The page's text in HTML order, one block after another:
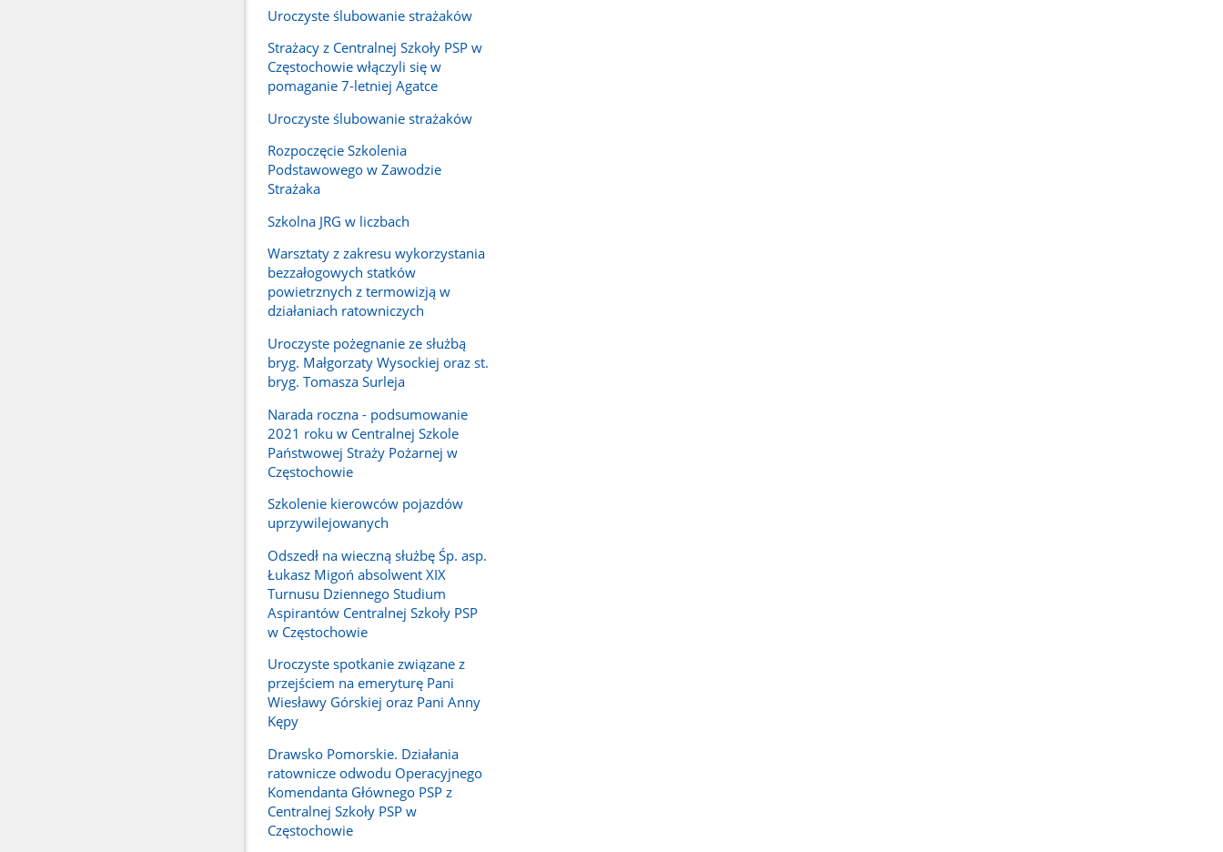
Uroczyste ślubowanie strażaków
Strażacy z Centralnej Szkoły PSP w
Częstochowie włączyli się w
pomaganie 7-letniej Agatce
Uroczyste ślubowanie strażaków
Rozpoczęcie Szkolenia
Podstawowego w Zawodzie
Strażaka
Szkolna JRG w liczbach
Warsztaty z zakresu wykorzystania
bezzałogowych statków
powietrznych z termowizją w
działaniach ratowniczych
Uroczyste pożegnanie ze służbą
bryg. Małgorzaty Wysockiej oraz st.
bryg. Tomasza Surleja
Narada roczna - podsumowanie
2021 roku w Centralnej Szkole
Państwowej Straży Pożarnej w
Częstochowie
Szkolenie kierowców pojazdów
uprzywilejowanych
Odszedł na wieczną służbę Śp. asp.
Łukasz Migoń absolwent XIX
Turnusu Dziennego Studium
Aspirantów Centralnej Szkoły PSP
w Częstochowie
Uroczyste spotkanie związane z
przejściem na emeryturę Pani
Wiesławy Górskiej oraz Pani Anny
Kępy
Drawsko Pomorskie. Działania
ratownicze odwodu Operacyjnego
Komendanta Głównego PSP z
Centralnej Szkoły PSP w
Częstochowie